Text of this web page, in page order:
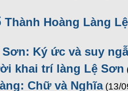
Thành Hoàng Làng
Ký ức và suy
khai trí làng Lệ Sơn
Chữ và Nghĩa (13/